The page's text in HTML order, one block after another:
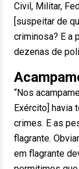
Civil, Militar,
[suspeitar de
criminosa? E a
dezenas de
“Nos
Exército] havia
crimes. E as
flagrante.
em flagrante